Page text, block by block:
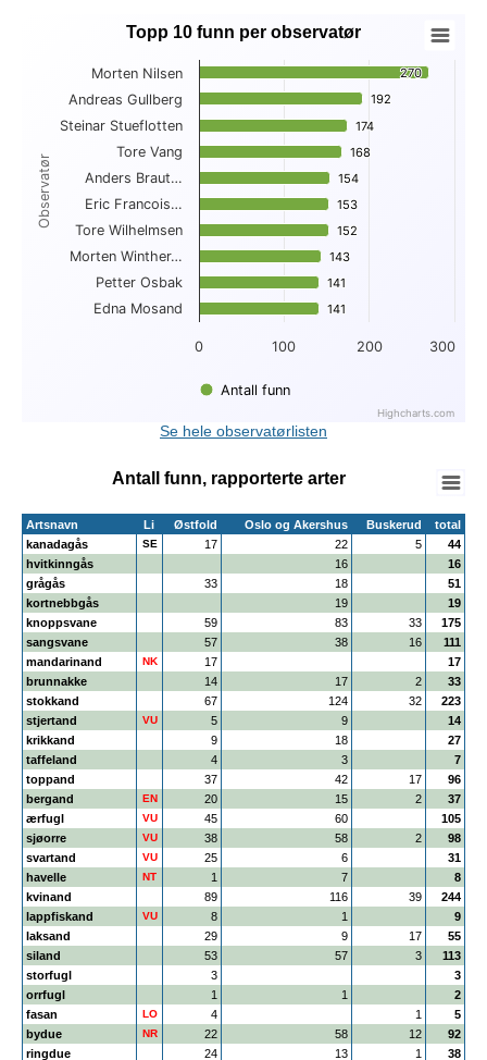
Topp 10 funn per observatør
Bar chart with 10 bars.
View as data table, Topp 10 funn per observatør
The chart has 1 X axis displaying Observatør.
The chart has 1 Y axis displaying . Data ranges from 141 to
Observatør
Topp 10 funn per observatør
270
270
192
192
174
174
168
168
154
154
153
153
152
152
143
143
141
141
141
141
Antall funn
0 100 200 300
Morten Nilsen
Andreas Gullberg
Steinar Stueflotten
Tore Vang
Anders Braut…
Eric Francois…
Tore Wilhelmsen
Morten Winther…
Petter Osbak
Edna Mosand
Highcharts.com
End of interactive chart.Se hele observatørlisten
Antall funn, rapporterte arter
Artsnavn Li Østfold Oslo og Akershus Buskerud
total
kanadagås
SE 17 22 5
44
hvitkinngås
16
16
grågås
33 18
51
kortnebbgås
19
19
knoppsvane
59 83 33
175
sangsvane
57 38 16
111
mandarinand
NK 17
17
brunnakke
14 17 2
33
stokkand
67 124 32
223
stjertand
VU 5 9
14
krikkand
9 18
27
taffeland
4 3
7
toppand
37 42 17
96
bergand
EN 20 15 2
37
ærfugl
VU 45 60
105
sjøorre
VU 38 58 2
98
svartand
VU 25 6
31
havelle
NT 1 7
8
kvinand
89 116 39
244
lappfiskand
VU 8 1
9
laksand
29 9 17
55
siland
53 57 3
113
storfugl
3
3
orrfugl
1 1
2
fasan
LO 4 1
5
bydue
NR 22 58 12
92
ringdue
24 13 1 38